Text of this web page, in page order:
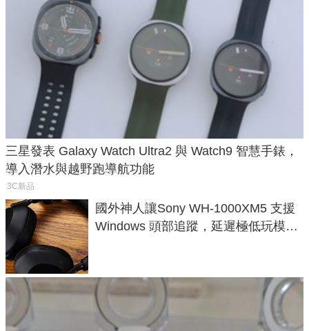
三星發表 Galaxy Watch Ultra2 與 Watch9 智慧手錶，
導入潛水與越野跑導航功能
3C新品
國外神人讓Sony WH-1000XM5 支援
Windows 頭部追蹤，延遲極低玩模擬